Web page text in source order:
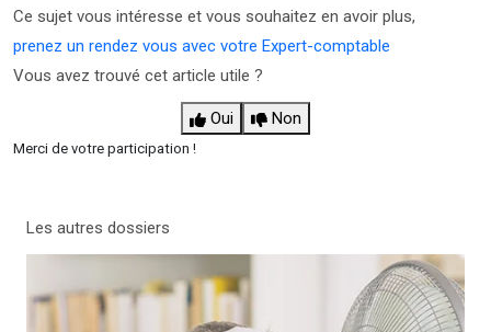
Ce sujet vous intéresse et vous souhaitez en avoir plus,
prenez un rendez vous avec votre Expert-comptable
Vous avez trouvé cet article utile ?
Oui Non
Merci de votre participation !
Les autres dossiers